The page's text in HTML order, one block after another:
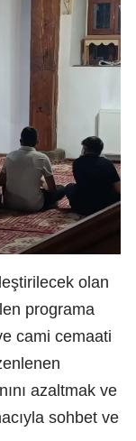
olan
programa
cami cemaati
azaltmak ve
sohbet ve